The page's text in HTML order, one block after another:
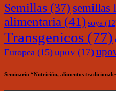
Semillas (37) semillas
alimentaria (41) soya
Transgenicos (77)
Europea (15) upov (17)
Seminario “Nutrición, alimentos